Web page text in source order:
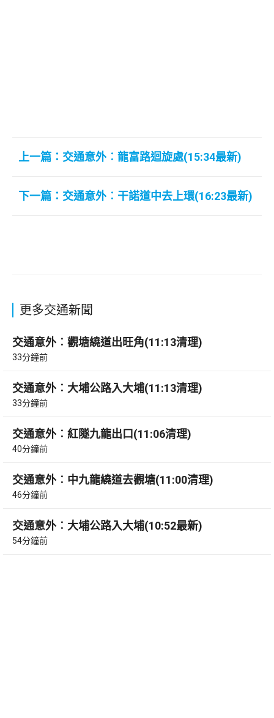
上一篇：交通意外︰龍富路迴旋處(15:34最新)
下一篇：交通意外︰干諾道中去上環(16:23最新)
更多交通新聞
交通意外︰觀塘繞道出旺角(11:13清理)
33分鐘前
交通意外︰大埔公路入大埔(11:13清理)
33分鐘前
交通意外︰紅隧九龍出口(11:06清理)
40分鐘前
交通意外︰中九龍繞道去觀塘(11:00清理)
46分鐘前
交通意外︰大埔公路入大埔(10:52最新)
54分鐘前